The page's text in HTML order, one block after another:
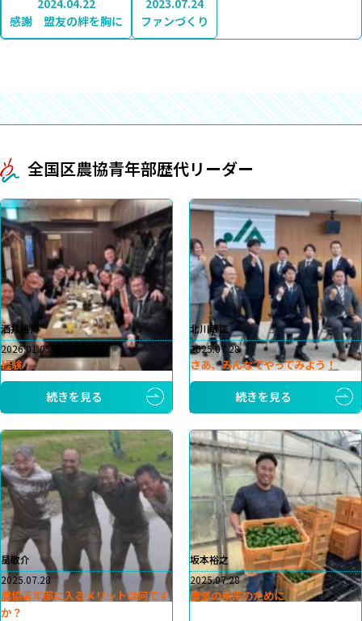
感謝 盟友の絆を胸に
ファンづくり
全国区農協青年部歴代リーダー
洒井雅博
2026.01.05
経験
続きを見る
北川敏匡
2025.07.28
さあ、みんなでやってみよう！
続きを見る
星敬介
2025.07.28
農協青年部に入るメリットは何です
か？
坂本裕之
2025.07.28
農業の未来のために